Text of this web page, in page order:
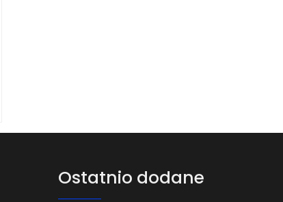
Ostatnio dodane